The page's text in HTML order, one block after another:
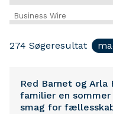
Business Wire
274 Søgeresultat
Red Barnet og Arla
familier en
smag for